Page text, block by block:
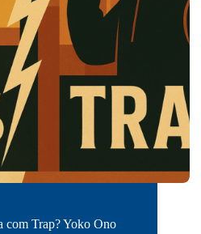
com Trap? Yoko Ono